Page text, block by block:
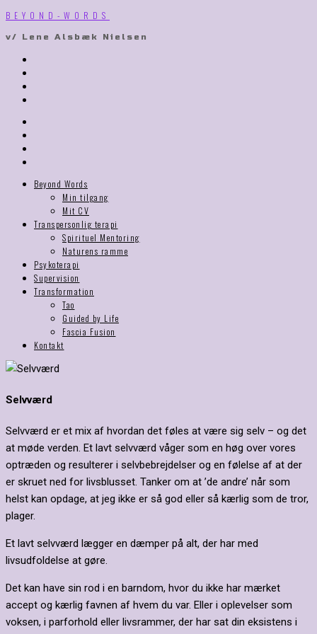
BEYOND-WORDS
v/ Lene Alsbæk Nielsen
Beyond Words
Min tilgang
Mit CV
Transpersonlig terapi​
Spirituel Mentoring
Naturens ramme
Psykoterapi
Supervision
Transformation
Tao
Guided by Life
Fascia Fusion
Kontakt
Selvværd
Selvværd er et mix af hvordan det føles at være sig selv – og det
at møde verden. Et lavt selvværd våger som en høg over vores
optræden og resulterer i selvbebrejdelser og en følelse af at der
er skruet ned for livsblusset. Tanker om at ’de andre’ når som
helst kan opdage, at jeg ikke er så god eller så kærlig som de tror,
plager.
Et lavt selvværd lægger en dæmper på alt, der har med
livsudfoldelse at gøre.
Det kan have sin rod i en barndom, hvor du ikke har mærket
accept og kærlig favnen af hvem du var. Eller i oplevelser som
voksen, i parforhold eller livsrammer, der har sat din eksistens i